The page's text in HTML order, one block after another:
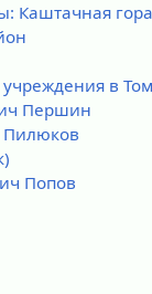
Каштачная
в
Першин
Пилюков
Попов